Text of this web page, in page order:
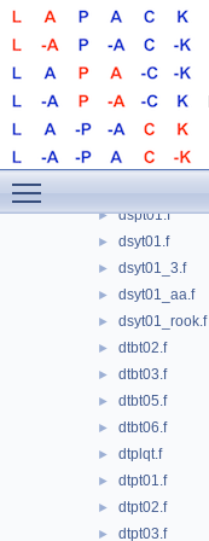
dqrt17.f
drqt01.f
► drqt02.f
► drqt03.f
drzt01.f
► dspt01.f
► dsyt01.f
► dsyt01_3.f
► dsyt01_aa.f
► dsyt01_rook.f
► dtbt02.f
► dtbt03.f
► dtbt05.f
► dtbt06.f
► dtplqt.f
► dtpt01.f
► dtpt02.f
► dtpt03.f